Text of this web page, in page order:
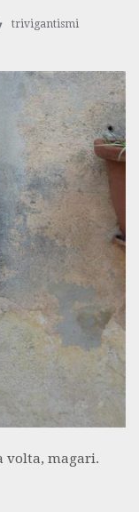
trivigantismi
volta, magari.